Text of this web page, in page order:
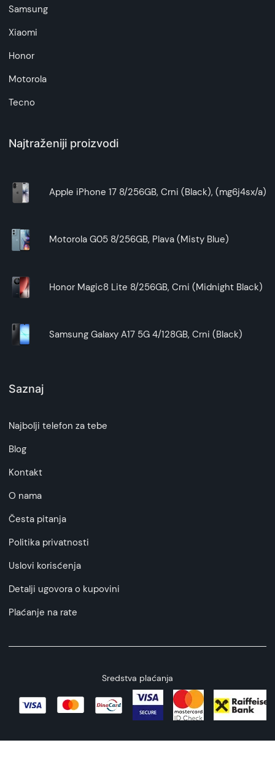
Samsung
Xiaomi
Honor
Motorola
Tecno
Najtraženiji proizvodi
Apple iPhone 17 8/256GB, Crni (Black), (mg6j4sx/a)
Motorola G05 8/256GB, Plava (Misty Blue)
Honor Magic8 Lite 8/256GB, Crni (Midnight Black)
Samsung Galaxy A17 5G 4/128GB, Crni (Black)
Saznaj
Najbolji telefon za tebe
Blog
Kontakt
O nama
Česta pitanja
Politika privatnosti
Uslovi korisćenja
Detalji ugovora o kupovini
Plaćanje na rate
Sredstva plaćanja